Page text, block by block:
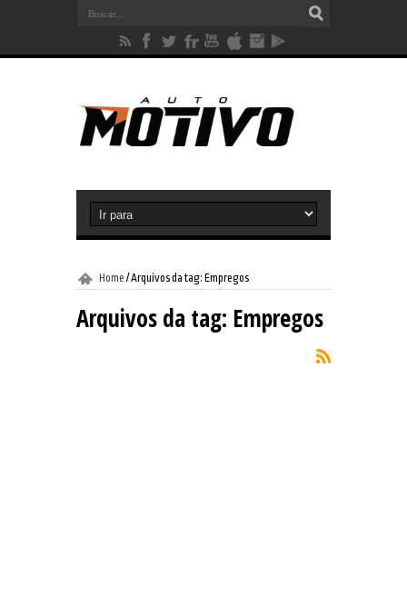
Home /Arquivos da tag: Empregos
Arquivos da tag: Empregos